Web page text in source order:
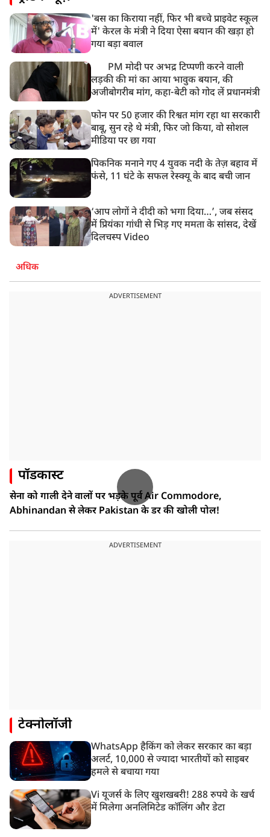
'बस का किराया नहीं, फिर भी बच्चे प्राइवेट स्कूल
में' केरल के मंत्री ने दिया ऐसा बयान की खड़ा हो
गया बड़ा बवाल
PM मोदी पर अभद्र टिप्पणी करने वाली
लड़की की मां का आया भावुक बयान, की
अजीबोगरीब मांग, कहा-बेटी को गोद लें प्रधानमंत्री
फोन पर 50 हजार की रिश्वत मांग रहा था सरकारी
बाबू, सुन रहे थे मंत्री, फिर जो किया, वो सोशल
मीडिया पर छा गया
पिकनिक मनाने गए 4 युवक नदी के तेज़ बहाव में
फंसे, 11 घंटे के सफल रेस्क्यू के बाद बची जान
‘आप लोगों ने दीदी को भगा दिया…’, जब संसद
में प्रियंका गांधी से भिड़ गए ममता के सांसद, देखें
दिलचस्प Video
अधिक
ADVERTISEMENT
पॉडकास्ट
सेना को गाली देने वालों पर भड़के पूर्व Air Commodore,
Abhinandan से लेकर Pakistan के डर की खोली पोल!
ADVERTISEMENT
टेक्नोलॉजी
WhatsApp हैकिंग को लेकर सरकार का बड़ा
अलर्ट, 10,000 से ज्यादा भारतीयों को साइबर
हमले से बचाया गया
Vi यूजर्स के लिए खुशखबरी! 288 रुपये के खर्च
में मिलेगा अनलिमिटेड कॉलिंग और डेटा